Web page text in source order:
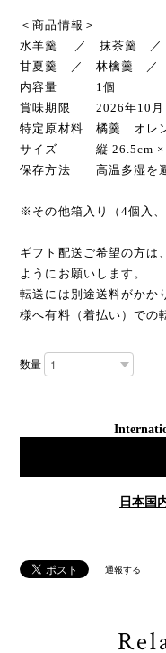
＜商品情報＞
水羊羹 ／ 抹茶羹
甘夏羹 ／ 林檎羹 ／
内容量 1個
賞味期限 2026年10
特定原材料 橘羹…オレ
サイズ 縦 26.5cm ×
保存方法 高温多湿を
※その他箱入り（4個入、
ギフト配送ご希望の方は
ようにお願いします。
転送には別途送料がかか
様へ有料（着払い）での
数量
日本国
通報する